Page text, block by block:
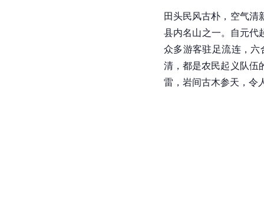
田头民风古朴，空气清
县内名山之一。自元代
众多游客驻足流连，
清，都是农民起义队伍
雷，岩间古木参天，令